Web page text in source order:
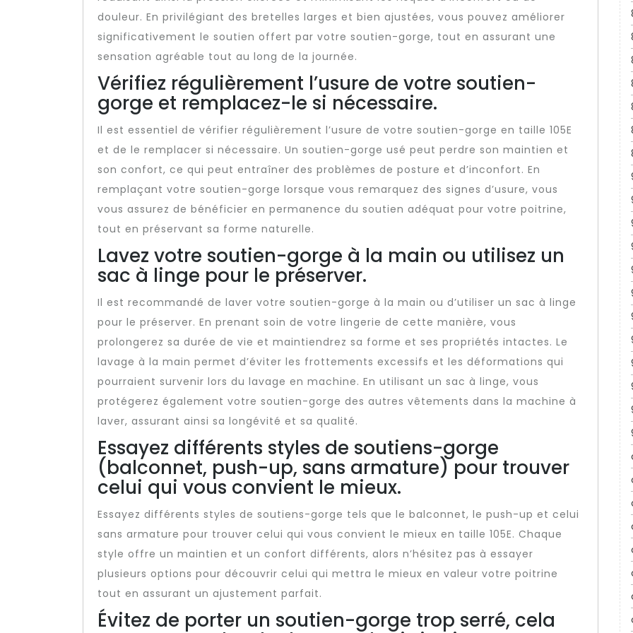
douleur. En privilégiant des bretelles larges et bien ajustées, vous pouvez améliorer
significativement le soutien offert par votre soutien-gorge, tout en assurant une
sensation agréable tout au long de la journée.
Vérifiez régulièrement l’usure de votre soutien-
gorge et remplacez-le si nécessaire.
Il est essentiel de vérifier régulièrement l’usure de votre soutien-gorge en taille 105E
et de le remplacer si nécessaire. Un soutien-gorge usé peut perdre son maintien et
son confort, ce qui peut entraîner des problèmes de posture et d’inconfort. En
remplaçant votre soutien-gorge lorsque vous remarquez des signes d’usure, vous
vous assurez de bénéficier en permanence du soutien adéquat pour votre poitrine,
tout en préservant sa forme naturelle.
Lavez votre soutien-gorge à la main ou utilisez un
sac à linge pour le préserver.
Il est recommandé de laver votre soutien-gorge à la main ou d’utiliser un sac à linge
pour le préserver. En prenant soin de votre lingerie de cette manière, vous
prolongerez sa durée de vie et maintiendrez sa forme et ses propriétés intactes. Le
lavage à la main permet d’éviter les frottements excessifs et les déformations qui
pourraient survenir lors du lavage en machine. En utilisant un sac à linge, vous
protégerez également votre soutien-gorge des autres vêtements dans la machine à
laver, assurant ainsi sa longévité et sa qualité.
Essayez différents styles de soutiens-gorge
(balconnet, push-up, sans armature) pour trouver
celui qui vous convient le mieux.
Essayez différents styles de soutiens-gorge tels que le balconnet, le push-up et celui
sans armature pour trouver celui qui vous convient le mieux en taille 105E. Chaque
style offre un maintien et un confort différents, alors n’hésitez pas à essayer
plusieurs options pour découvrir celui qui mettra le mieux en valeur votre poitrine
tout en assurant un ajustement parfait.
Évitez de porter un soutien-gorge trop serré, cela